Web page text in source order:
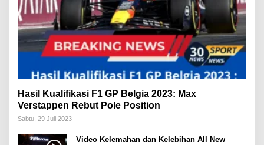
Hasil Kualifikasi F1 GP Belgia 2023: Max
Verstappen Rebut Pole Position
Sabtu, 29 Juli 2023
Video Kelemahan dan Kelebihan All New